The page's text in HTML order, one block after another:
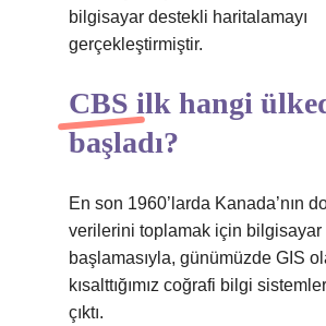
bilgisayar destekli haritalamayı
gerçekleştirmiştir.
CBS ilk hangi
başladı?
En son 1960’larda Kanada’nın
verilerini toplamak için bilgisayar
başlamasıyla, günümüzde GIS
kısalttığımız coğrafi bilgi
çıktı.